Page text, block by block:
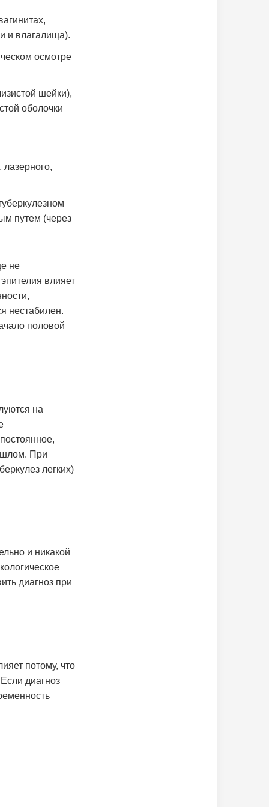
и влагалища).
осмотре
шейки),
оболочки
лазерного,
путем (через
не
влияет
нестабилен.
половой
на
При
легких)
и никакой
диагноз при
потому, что
диагноз